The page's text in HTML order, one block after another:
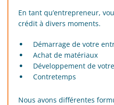
En tant qu’entrepreneur,
crédit à divers moments.
Démarrage de votre
Achat de matériaux
Développement de
Contretemps
Nous avons différentes